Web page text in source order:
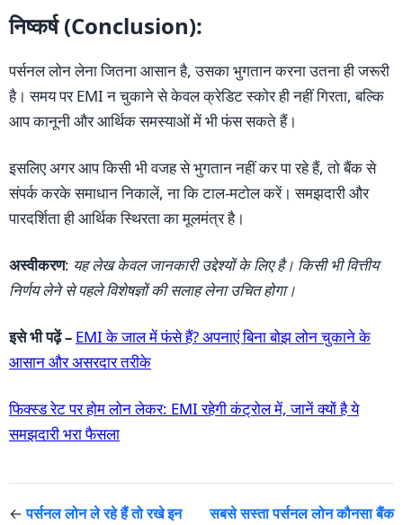
निष्कर्ष (Conclusion):
पर्सनल लोन लेना जितना आसान है, उसका भुगतान करना उतना ही जरूरी
है। समय पर EMI न चुकाने से केवल क्रेडिट स्कोर ही नहीं गिरता, बल्कि
आप कानूनी और आर्थिक समस्याओं में भी फंस सकते हैं।
इसलिए अगर आप किसी भी वजह से भुगतान नहीं कर पा रहे हैं, तो बैंक से
संपर्क करके समाधान निकालें, ना कि टाल-मटोल करें। समझदारी और
पारदर्शिता ही आर्थिक स्थिरता का मूलमंत्र है।
अस्वीकरण: यह लेख केवल जानकारी उद्देश्यों के लिए है। किसी भी वित्तीय
निर्णय लेने से पहले विशेषज्ञों की सलाह लेना उचित होगा।
इसे भी पढ़ें – EMI के जाल में फंसे हैं? अपनाएं बिना बोझ लोन चुकाने के
आसान और असरदार तरीके
फिक्स्ड रेट पर होम लोन लेकर: EMI रहेगी कंट्रोल में, जानें क्यों है ये
समझदारी भरा फैसला
←पर्सनल लोन ले रहे हैं तो रखे इन
सबसे सस्ता पर्सनल लोन कौनसा बैंक